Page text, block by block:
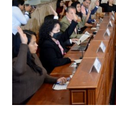
Servicios
Licitaciones
Transparencia
Directorio